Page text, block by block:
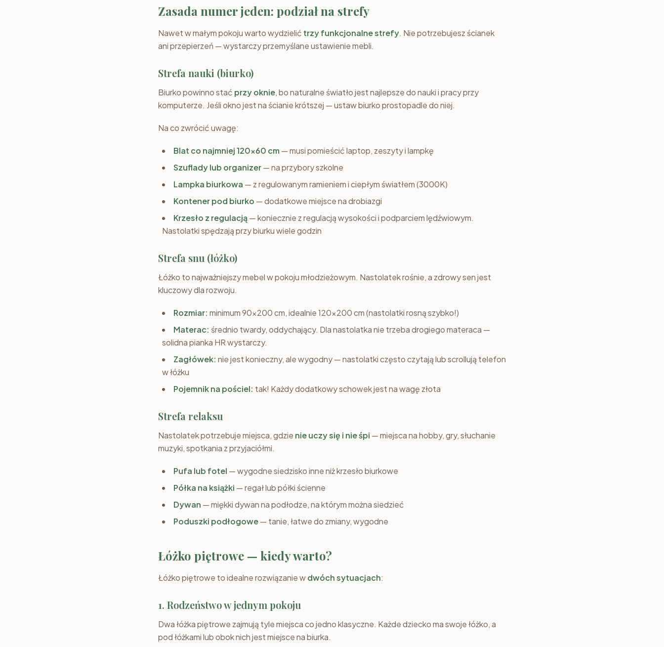
Zasada numer jeden: podział na strefy
Nawet w małym pokoju warto wydzielić trzy funkcjonalne strefy. Nie potrzebujesz ścianek
ani przepierzeń — wystarczy przemyślane ustawienie mebli.
Strefa nauki (biurko)
Biurko powinno stać przy oknie, bo naturalne światło jest najlepsze do nauki i pracy przy
komputerze. Jeśli okno jest na ścianie krótszej — ustaw biurko prostopadle do niej.
Na co zwrócić uwagę:
Blat co najmniej 120x60 cm— musi pomieścić laptop, zeszyty i lampkę
Szuflady lub organizer— na przybory szkolne
Lampka biurkowa — z regulowanym ramieniem i ciepłym światłem (3000K)
Kontener pod biurko — dodatkowe miejsce na drobiazgi
Krzesło z regulacją— koniecznie z regulacją wysokości i podparciem lędźwiowym.
Nastolatki spędzają przy biurku wiele godzin
Strefa snu (łóżko)
Łóżko to najważniejszy mebel w pokoju młodzieżowym. Nastolatek rośnie, a zdrowy sen jest
kluczowy dla rozwoju.
Rozmiar: minimum 90x200 cm, idealnie 120x200 cm (nastolatki rosną szybko!)
Materac: średnio twardy, oddychający. Dla nastolatka nie trzeba drogiego materaca —
solidna pianka HR wystarczy.
Zagłówek: nie jest konieczny, ale wygodny — nastolatki często czytają lub scrollują telefon
w łóżku
Pojemnik na pościel: tak! Każdy dodatkowy schowek jest na wagę złota
Strefa relaksu
Nastolatek potrzebuje miejsca, gdzie nie uczy się i nie śpi — miejsca na hobby, gry, słuchanie
muzyki, spotkania z przyjaciółmi.
Pufa lub fotel — wygodne siedzisko inne niż krzesło biurkowe
Półka na książki — regał lub półki ścienne
Dywan — miękki dywan na podłodze, na którym można siedzieć
Poduszki podłogowe— tanie, łatwe do zmiany, wygodne
Łóżko piętrowe — kiedy warto?
Łóżko piętrowe to idealne rozwiązanie wdwóch sytuacjach:
1. Rodzeństwo w jednym pokoju
Dwa łóżka piętrowe zajmują tyle miejsca co jedno klasyczne. Każde dziecko ma swoje łóżko, a
pod łóżkami lub obok nich jest miejsce na biurka.